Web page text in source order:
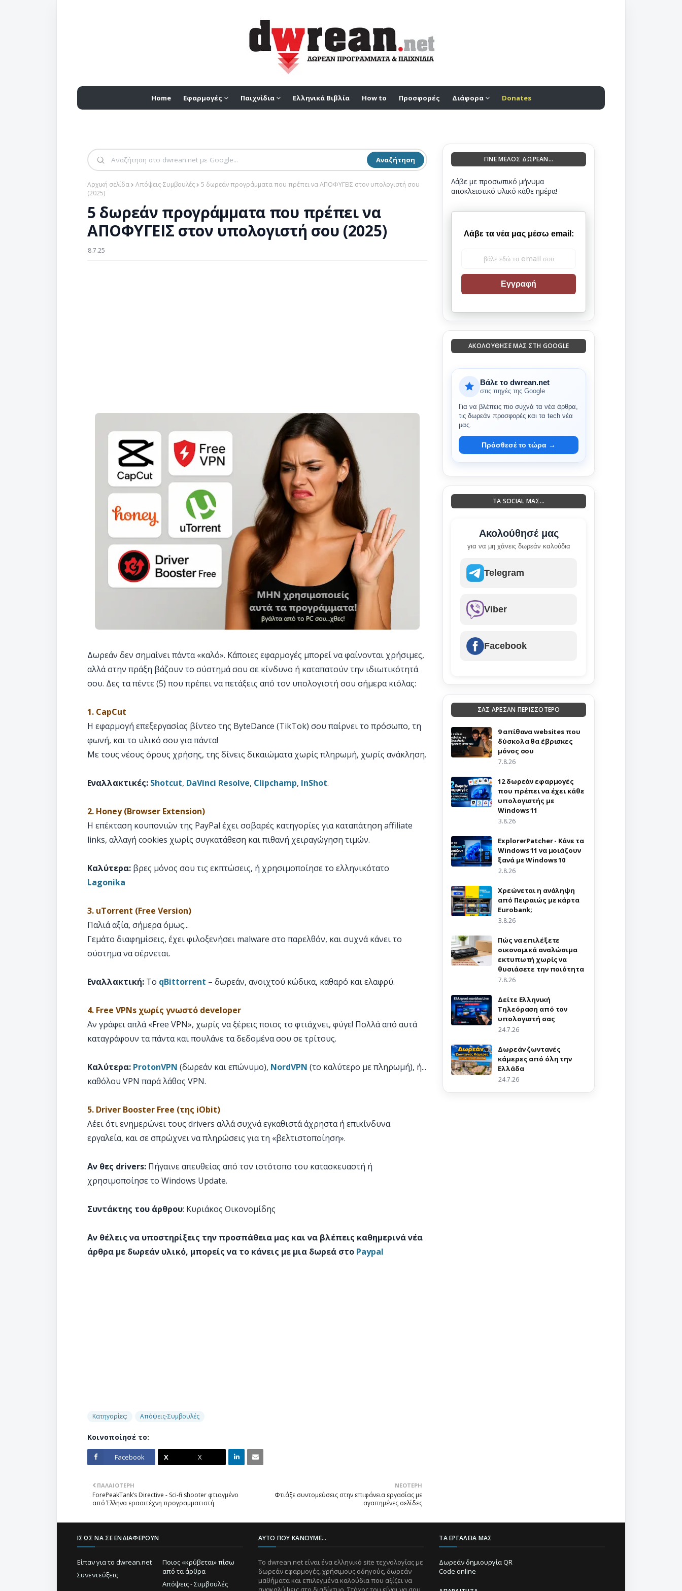
Home Εφαρμογές Παιχνίδια Ελληνικά Βιβλία How to Προσφορές Διάφορα Donates
Αναζήτηση
Αρχική σελίδα Απόψεις-Συμβουλές
5 δωρεάν προγράμματα που πρέπει να ΑΠΟΦΥΓΕΙΣ στον υπολογιστή σου
(2025)
5 δωρεάν προγράμματα που πρέπει να
ΑΠΟΦΥΓΕΙΣ στον υπολογιστή σου (2025)
8.7.25
Δωρεάν δεν σημαίνει πάντα «καλό». Κάποιες εφαρμογές μπορεί να φαίνονται χρήσιμες,
αλλά στην πράξη βάζουν το σύστημά σου σε κίνδυνο ή καταπατούν την ιδιωτικότητά
σου. Δες τα πέντε (5) που πρέπει να πετάξεις από τον υπολογιστή σου σήμερα κιόλας:
1. CapCut
Η εφαρμογή επεξεργασίας βίντεο της ByteDance (TikTok) σου παίρνει το πρόσωπο, τη
φωνή, και το υλικό σου για πάντα!
Με τους νέους όρους χρήσης, της δίνεις δικαιώματα χωρίς πληρωμή, χωρίς ανάκληση.
Εναλλακτικές: Shotcut, DaVinci Resolve, Clipchamp, InShot.
2. Honey (Browser Extension)
Η επέκταση κουπονιών της PayPal έχει σοβαρές κατηγορίες για καταπάτηση affiliate
links, αλλαγή cookies χωρίς συγκατάθεση και πιθανή χειραγώγηση τιμών.
Καλύτερα: βρες μόνος σου τις εκπτώσεις, ή χρησιμοποίησε το ελληνικότατο
Lagonika
3. uTorrent (Free Version)
Παλιά αξία, σήμερα όμως...
Γεμάτο διαφημίσεις, έχει φιλοξενήσει malware στο παρελθόν, και συχνά κάνει το
σύστημα να σέρνεται.
Εναλλακτική: Το qBittorrent – δωρεάν, ανοιχτού κώδικα, καθαρό και ελαφρύ.
4. Free VPNs χωρίς γνωστό developer
Αν γράφει απλά «Free VPN», χωρίς να ξέρεις ποιος το φτιάχνει, φύγε! Πολλά από αυτά
καταγράφουν τα πάντα και πουλάνε τα δεδομένα σου σε τρίτους.
Καλύτερα: ProtonVPN (δωρεάν και επώνυμο), NordVPN (το καλύτερο με πληρωμή), ή...
καθόλου VPN παρά λάθος VPN.
5. Driver Booster Free (της iObit)
Λέει ότι ενημερώνει τους drivers αλλά συχνά εγκαθιστά άχρηστα ή επικίνδυνα
εργαλεία, και σε σπρώχνει να πληρώσεις για τη «βελτιστοποίηση».
Αν θες drivers: Πήγαινε απευθείας από τον ιστότοπο του κατασκευαστή ή
χρησιμοποίησε το Windows Update.
Συντάκτης του άρθρου: Κυριάκος Οικονομίδης
Αν θέλεις να υποστηρίξεις την προσπάθεια μας και να βλέπεις καθημερινά νέα
άρθρα με δωρεάν υλικό, μπορείς να το κάνεις με μια δωρεά στο Paypal
Κατηγορίες: Απόψεις-Συμβουλές
Κοινοποίησέ το:
Facebook
X
ΝΕΌΤΕΡΗ
Φτιάξε συντομεύσεις στην επιφάνεια εργασίας με
αγαπημένες σελίδες
ΠΑΛΑΙΌΤΕΡΗ
ForePeakTank’s Directive - Sci-fi shooter φτιαγμένο
από Έλληνα ερασιτέχνη προγραμματιστή
ΓΙΝΕ ΜΕΛΟΣ ΔΩΡΕΑΝ...
Λάβε με προσωπικό μήνυμα
αποκλειστικό υλικό κάθε ημέρα!
Λάβε τα νέα μας μέσω email:
Εγγραφή
ΑΚΟΛΟΎΘΗΣΈ ΜΑΣ ΣΤΗ GOOGLE
Βάλε το dwrean.net
στις πηγές της Google
Για να βλέπεις πιο συχνά τα νέα άρθρα,
τις δωρεάν προσφορές και τα tech νέα
μας.
Πρόσθεσέ το τώρα →
ΤΑ SOCIAL ΜΑΣ...
Ακολούθησέ μας
για να μη χάνεις δωρεάν καλούδια
Telegram
Viber
Facebook
ΣΑΣ ΑΡΕΣΑΝ ΠΕΡΙΣΣΟΤΕΡΟ
9 απίθανα websites που
δύσκολα θα έβρισκες
μόνος σου
7.8.26
12 δωρεάν εφαρμογές
που πρέπει να έχει κάθε
υπολογιστής με
Windows 11
3.8.26
ExplorerPatcher - Κάνε τα
Windows 11 να μοιάζουν
ξανά με Windows 10
2.8.26
Χρεώνεται η ανάληψη
από Πειραιώς με κάρτα
Eurobank;
3.8.26
Πώς να επιλέξετε
οικονομικά αναλώσιμα
εκτυπωτή χωρίς να
θυσιάσετε την ποιότητα
7.8.26
Δείτε Ελληνική
Τηλεόραση από τον
υπολογιστή σας
24.7.26
Δωρεάν ζωντανές
κάμερες από όλη την
Ελλάδα
24.7.26
ΊΣΩΣ ΝΑ ΣΕ ΕΝΔΙΑΦΈΡΟΥΝ
Είπαν για το dwrean.net
Ποιος «κρύβεται» πίσω
από τα άρθρα
Συνεντεύξεις
Απόψεις - Συμβουλές
ΑΥΤΌ ΠΟΥ ΚΆΝΟΥΜΕ...
Το dwrean.net είναι ένα ελληνικό site τεχνολογίας με
δωρεάν εφαρμογές, χρήσιμους οδηγούς, δωρεάν
μαθήματα και επιλεγμένα καλούδια που αξίζει να
ΤΑ ΕΡΓΑΛΕΊΑ ΜΑΣ
Δωρεάν δημιουργία QR
Code online